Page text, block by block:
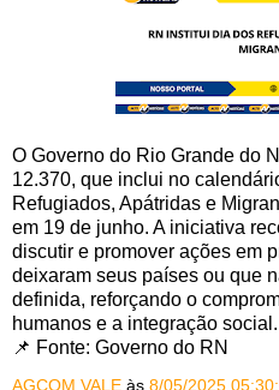
O Governo do Rio Grande do
12.370, que inclui no
Refugiados, Apátridas e
em 19 de junho. A iniciativa
discutir e promover ações em
deixaram seus países ou que
definida, reforçando o
humanos e a integração social.
📌 Fonte: Governo do RN
AGCOM VALE às 8/05/2025